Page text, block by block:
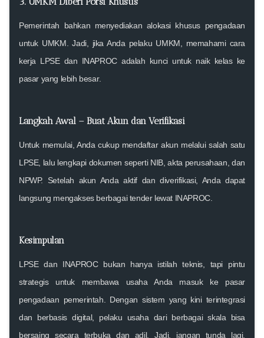
Pemerintah bahkan menyediakan alokasi khusus pengadaan
untuk UMKM . Jadi, jika Anda pelaku UMKM, memahami cara
kerja LPSE dan INAPROC adalah kunci untuk naik kelas ke
pasar yang lebih besar.
Langkah Awal – Buat Akun dan Verifikasi
Untuk memulai, Anda cukup mendaftar akun melalui salah satu
LPSE, lalu lengkapi dokumen seperti NIB, akta perusahaan, dan
NPWP. Setelah akun Anda aktif dan diverifikasi, Anda dapat
langsung mengakses berbagai tender lewat INAPROC.
Kesimpulan
LPSE dan INAPROC bukan hanya istilah teknis , tapi pintu
strategis untuk membawa usaha Anda masuk ke pasar
pengadaan pemerintah. Dengan sistem yang kini terintegrasi
dan berbasis digital, pelaku usaha dari berbagai skala bisa
bersaing secara terbuka dan adil. Jadi, jangan tunda lagi.